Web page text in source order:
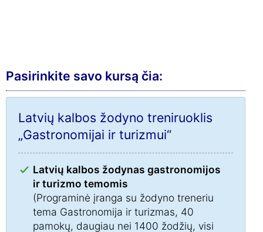
Pasirinkite savo kursą čia:
Latvių kalbos žodyno treniruoklis
„Gastronomijai ir turizmui“
Latvių kalbos žodynas gastronomijos
ir turizmo temomis
(Programinė įranga su žodyno treneriu
tema Gastronomija ir turizmas, 40
pamokų, daugiau nei 1400 žodžių, visi